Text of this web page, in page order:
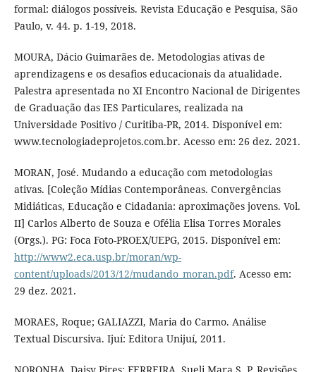
formal: diálogos possíveis. Revista Educação e Pesquisa, São
Paulo, v. 44. p. 1-19, 2018.
MOURA, Dácio Guimarães de. Metodologias ativas de
aprendizagens e os desafios educacionais da atualidade.
Palestra apresentada no XI Encontro Nacional de Dirigentes
de Graduação das IES Particulares, realizada na
Universidade Positivo / Curitiba-PR, 2014. Disponível em:
www.tecnologiadeprojetos.com.br. Acesso em: 26 dez. 2021.
MORAN, José. Mudando a educação com metodologias
ativas. [Coleção Mídias Contemporâneas. Convergências
Midiáticas, Educação e Cidadania: aproximações jovens. Vol.
II] Carlos Alberto de Souza e Ofélia Elisa Torres Morales
(Orgs.). PG: Foca Foto-PROEX/UEPG, 2015. Disponível em:
http://www2.eca.usp.br/moran/wp-
content/uploads/2013/12/mudando_moran.pdf. Acesso em:
29 dez. 2021.
MORAES, Roque; GALIAZZI, Maria do Carmo. Análise
Textual Discursiva. Ijuí: Editora Unijuí, 2011.